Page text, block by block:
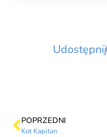
Udostępnij
POPRZEDNI
Kot Kapitan